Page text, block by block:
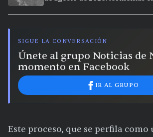
SIGUE LA CONVERSACIÓN
Únete al grupo Noticias de
momento en Facebook
IR AL GRUPO
Este proceso, que se perfila como